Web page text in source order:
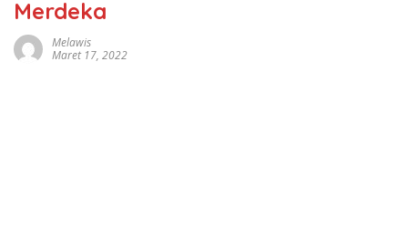
Merdeka
Melawis
Maret 17, 2022